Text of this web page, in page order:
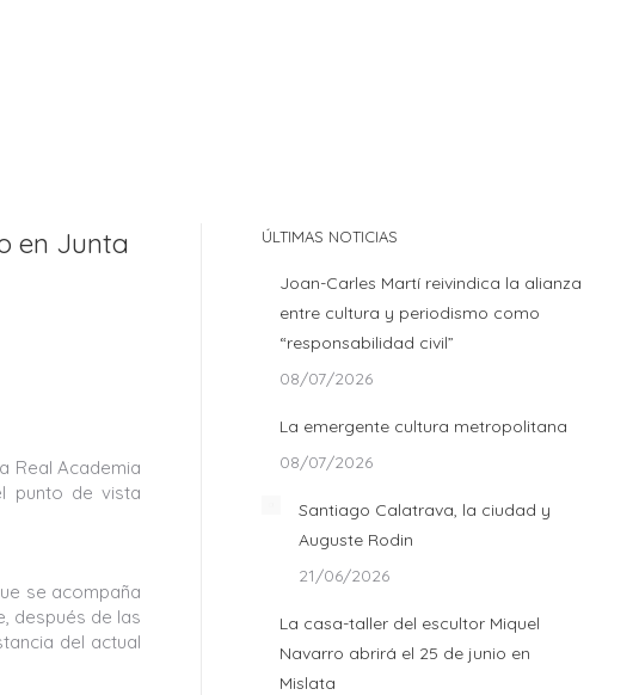
en Junta
Real Academia
punto de vista
se acompaña
después de las
del actual
ÚLTIMAS NOTICIAS
Joan-Carles Martí reivindica la alianza
entre cultura y periodismo como
“responsabilidad civil”
08/07/2026
La emergente cultura metropolitana
08/07/2026
Santiago Calatrava, la ciudad y
Auguste Rodin
21/06/2026
La casa-taller del escultor Miquel
Navarro abrirá el 25 de junio en
Mislata